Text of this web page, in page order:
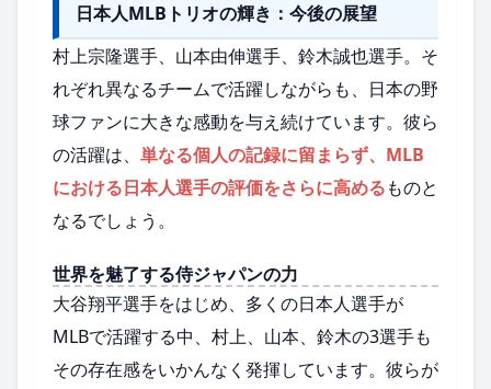
日本人MLBトリオの輝き：今後の展望
村上宗隆選手、山本由伸選手、鈴木誠也選手。そ
れぞれ異なるチームで活躍しながらも、日本の野
球ファンに大きな感動を与え続けています。彼ら
の活躍は、 単なる個人の記録に留まらず、MLB
における日本人選手の評価をさらに高めるものと
なるでしょう。
世界を魅了する侍ジャパンの力
大谷翔平選手をはじめ、多くの日本人選手が
MLBで活躍する中、村上、山本、鈴木の3選手も
その存在感をいかんなく発揮しています。彼らが